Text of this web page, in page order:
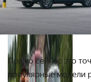
Прямо сейчас это
популярные модели